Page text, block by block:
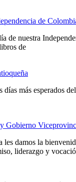
de
de nuestra
de
días más esperados
Gobierno
damos la
liderazgo y